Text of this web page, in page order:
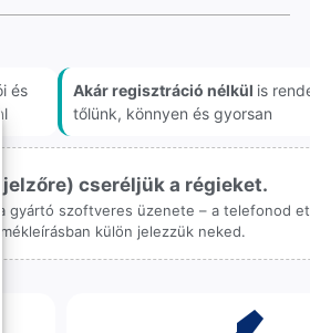
és
Akár regisztráció nélkül is
tőlünk, könnyen és gyorsan
cseréljük a régieket.
gyártó szoftveres üzenete – a telefonod
külön jelezzük neked.